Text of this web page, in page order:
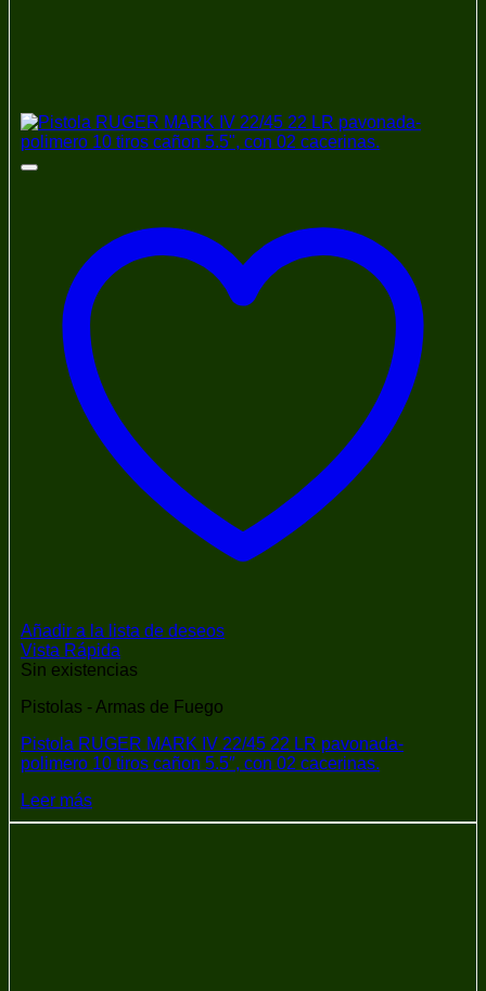
Añadir a la lista de deseos
Vista Rápida
Sin existencias
Pistolas - Armas de Fuego
Pistola RUGER MARK IV 22/45 22 LR pavonada-
polimero 10 tiros cañon 5.5″, con 02 cacerinas.
Leer más